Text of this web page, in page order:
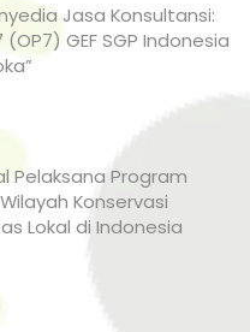
Jasa Konsultansi:
GEF SGP Indonesia
Pelaksana Program
Konservasi
Lokal di Indonesia